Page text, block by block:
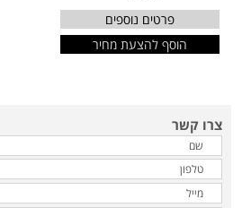
פרטים נוספים
הוסף להצעת מחיר
צרו קשר